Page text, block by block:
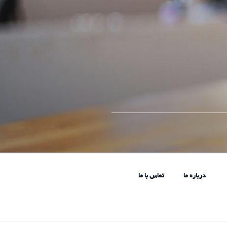
درباره ما تماس با ما